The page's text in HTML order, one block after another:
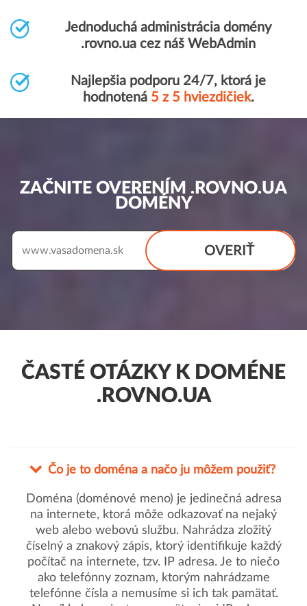
Jednoduchá administrácia domény
.rovno.ua cez náš WebAdmin
Najlepšia podporu 24/7, ktorá je
hodnotená 5 z 5 hviezdičiek.
ZAČNITE OVERENÍM .ROVNO.UA
DOMÉNY
OVERIŤ
www.
ČASTÉ OTÁZKY K DOMÉNE
.ROVNO.UA
Čo je to doména a načo ju môžem použiť?
Doména (doménové meno) je jedinečná adresa
na internete, ktorá môže odkazovať na nejaký
web alebo webovú službu. Nahrádza zložitý
číselný a znakový zápis, ktorý identifikuje každý
počítač na internete, tzv. IP adresa. Je to niečo
ako telefónny zoznam, ktorým nahrádzame
telefónne čísla a nemusíme si ich tak pamätať.